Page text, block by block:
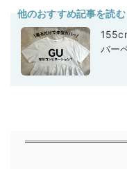
他のおすすめ記事を読む
バー